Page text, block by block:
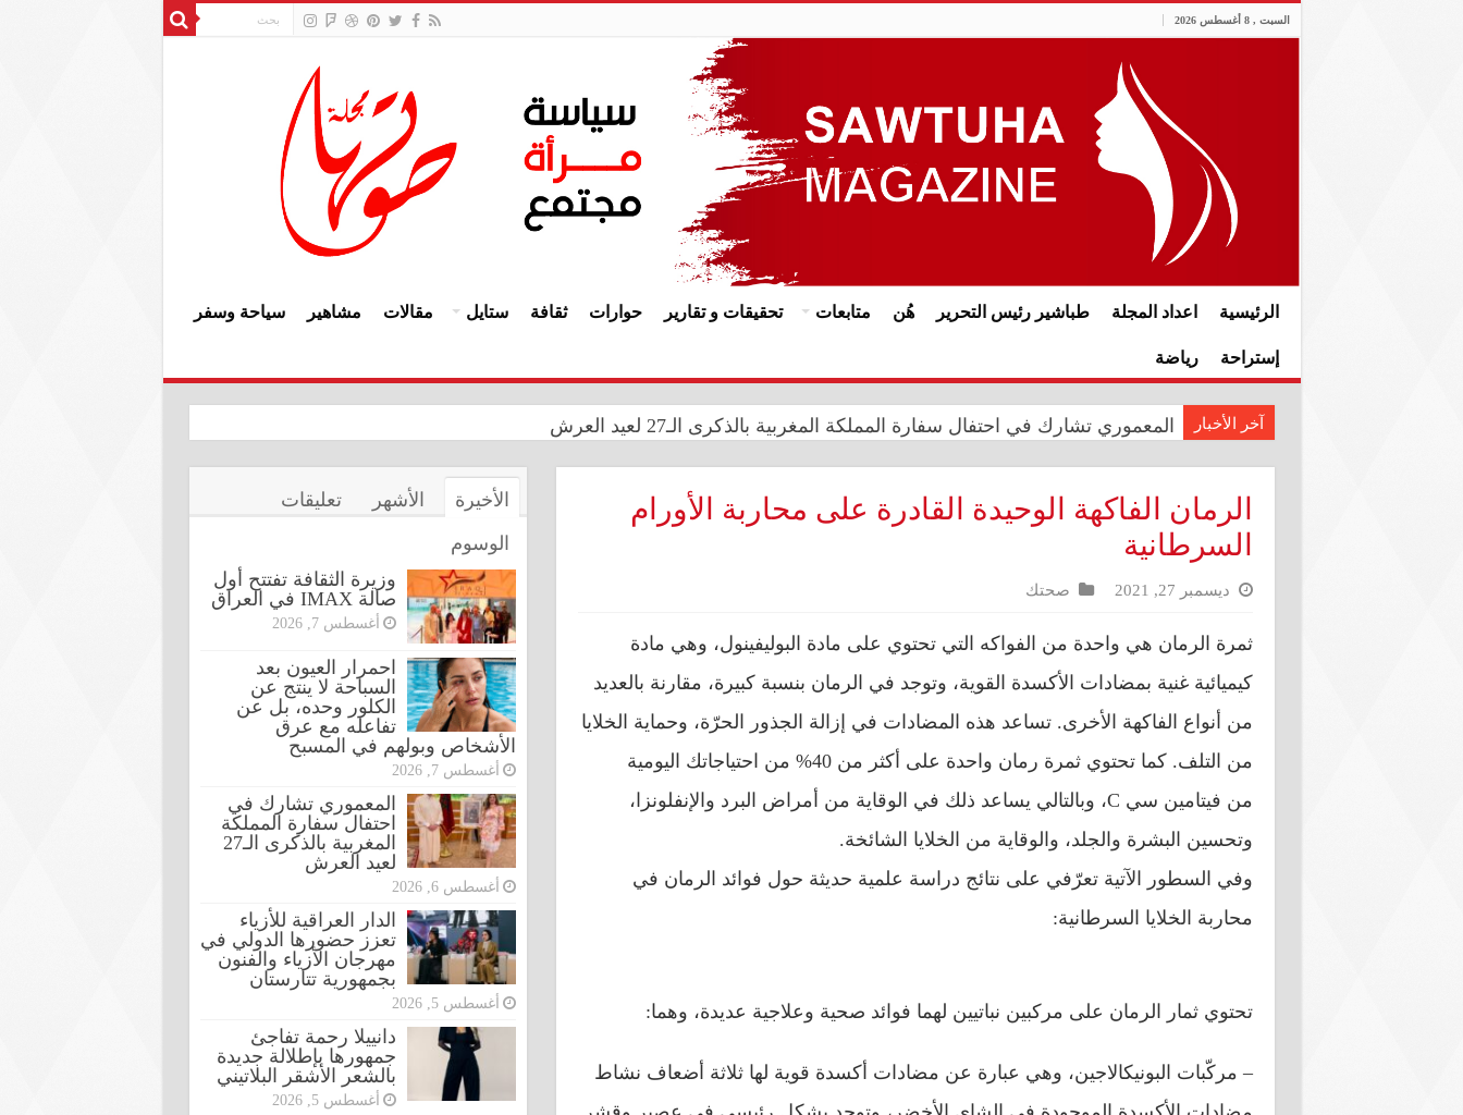
السبت , 8 أغسطس 2026
الرئيسية اعداد المجلة طباشير رئيس التحرير هُن متابعات تحقيقات و تقارير حوارات ثقافة ستايل مقالات مشاهير سياحة وسفر
إستراحة رياضة
آخر الأخبار المعموري تشارك في احتفال سفارة المملكة المغربية بالذكرى الـ27 لعيد العرش
الدار العراقية للأزياء تعزز حضورها الدولي في مهرجان الأزياء والفنون بجمهورية تتارستان
الرمان الفاكهة الوحيدة القادرة على محاربة الأورام
السرطانية
ديسمبر 27, 2021 صحتك
ثمرة الرمان هي واحدة من الفواكه التي تحتوي على مادة البوليفينول، وهي مادة
كيميائية غنية بمضادات الأكسدة القوية، وتوجد في الرمان بنسبة كبيرة، مقارنة بالعديد
من أنواع الفاكهة الأخرى. تساعد هذه المضادات في إزالة الجذور الحرّة، وحماية الخلايا
من التلف. كما تحتوي ثمرة رمان واحدة على أكثر من 40% من احتياجاتك اليومية
من فيتامين سي C، وبالتالي يساعد ذلك في الوقاية من أمراض البرد والإنفلونزا،
وتحسين البشرة والجلد، والوقاية من الخلايا الشائخة.
وفي السطور الآتية تعرّفي على نتائج دراسة علمية حديثة حول فوائد الرمان في
محاربة الخلايا السرطانية:
تحتوي ثمار الرمان على مركبين نباتيين لهما فوائد صحية وعلاجية عديدة، وهما:
– مركّبات البونيكالاجين، وهي عبارة عن مضادات أكسدة قوية لها ثلاثة أضعاف نشاط
الأخيرة الأشهر
تعليقات
الوسوم
وزيرة الثقافة تفتتح أول
صالة IMAX في العراق
أغسطس 7, 2026
احمرار العيون بعد
السباحة لا ينتج عن
الكلور وحده، بل عن
تفاعله مع عرق
الأشخاص وبولهم في المسبح
أغسطس 7, 2026
المعموري تشارك في
احتفال سفارة المملكة
المغربية بالذكرى الـ27
لعيد العرش
أغسطس 6, 2026
الدار العراقية للأزياء
تعزز حضورها الدولي في
مهرجان الأزياء والفنون
بجمهورية تتارستان
أغسطس 5, 2026
دانييلا رحمة تفاجئ
جمهورها بإطلالة جديدة
بالشعر الأشقر البلاتيني
أغسطس 5, 2026